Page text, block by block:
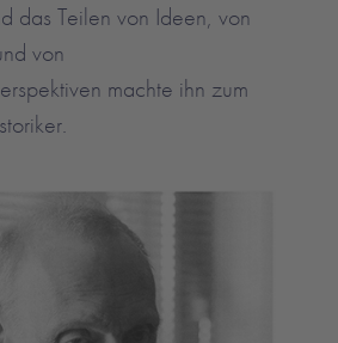
das Teilen von Ideen, von
von
machte ihn zum